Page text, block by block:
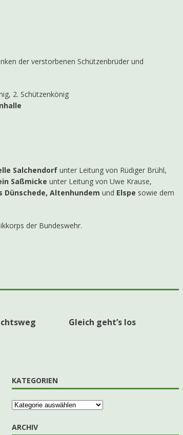
der verstorbenen Schützenbrüder und
2. Schützenkönig
Salchendorf unter Leitung von Rüdiger Brühl,
Saßmicke unter Leitung von Uwe Krause,
Dünschede, Altenhundem und Elspe sowie dem
der Bundeswehr.
Gleich geht’s los
KATEGORIEN
ARCHIV